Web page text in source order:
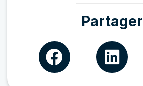
Partager